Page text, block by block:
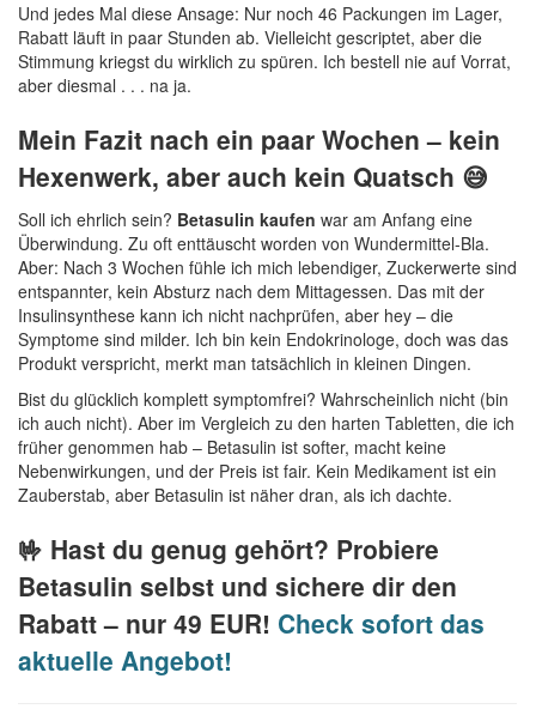
Und jedes Mal diese Ansage: Nur noch 46 Packungen im Lager,
Rabatt läuft in paar Stunden ab. Vielleicht gescriptet, aber die
Stimmung kriegst du wirklich zu spüren. Ich bestell nie auf Vorrat,
aber diesmal . . . na ja.
Mein Fazit nach ein paar Wochen – kein
Hexenwerk, aber auch kein Quatsch 😅
Soll ich ehrlich sein? Betasulin kaufen war am Anfang eine
Überwindung. Zu oft enttäuscht worden von Wundermittel-Bla.
Aber: Nach 3 Wochen fühle ich mich lebendiger, Zuckerwerte sind
entspannter, kein Absturz nach dem Mittagessen. Das mit der
Insulinsynthese kann ich nicht nachprüfen, aber hey – die
Symptome sind milder. Ich bin kein Endokrinologe, doch was das
Produkt verspricht, merkt man tatsächlich in kleinen Dingen.
Bist du glücklich komplett symptomfrei? Wahrscheinlich nicht (bin
ich auch nicht). Aber im Vergleich zu den harten Tabletten, die ich
früher genommen hab – Betasulin ist softer, macht keine
Nebenwirkungen, und der Preis ist fair. Kein Medikament ist ein
Zauberstab, aber Betasulin ist näher dran, als ich dachte.
🤟 Hast du genug gehört? Probiere
Betasulin selbst und sichere dir den
Rabatt – nur 49 EUR! Check sofort das
aktuelle Angebot!